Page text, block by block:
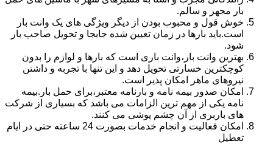
بار مجهز و سالم.
خوش قول و محبوب بودن از دیگر ویژگی های یک وانت بار
است.باید بارها در زمان تعیین شده جابجا و تحویل صاحب بار
شود.
بهترین وانت بار،وانت باری است که بارها و لوازم را بدون
کوچکترین خسارتی تحویل دهد و این تنها با تجربه و داشتن
نیروهای ماهر امکان پذیر است.
امکان صدور بیمه نامه و بارنامه معتبر،برای حمل بار.بیمه
نامه یکی از مهم ترین الزامات می باشد که بسیاری از شرکت
های باربری از آن چشم پوشی می کنند.
امکان فعالیت و انجام خدمات بصورت 24 ساعته حتی در ایام
تعطیل